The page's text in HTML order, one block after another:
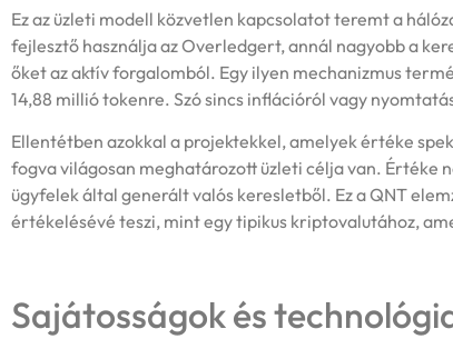
Ez az üzleti modell közvetlen kapcsolatot teremt a
fejlesztő használja az Overledgert, annál nagyobb a
őket az aktív forgalomból. Egy ilyen mechanizmus
14,88 millió tokenre. Szó sincs inflációról vagy
Ellentétben azokkal a projektekkel, amelyek értéke
fogva világosan meghatározott üzleti célja van. Értéke
ügyfelek által generált valós keresletből. Ez a QNT
értékelésévé teszi, mint egy tipikus kriptovalutához,
Sajátosságok és